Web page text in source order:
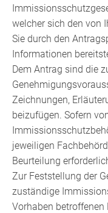
welcher sich den von
Sie durch den
Informationen
Dem Antrag sind die
Zeichnungen,
beizufügen. Sofern
jeweiligen
Beurteilung
Zur Feststellung der
zuständige
Vorhaben betroffenen